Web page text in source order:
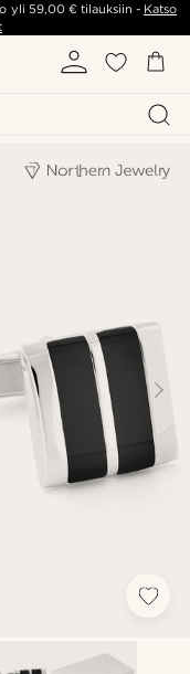
yli 59,00 €tilauksiin - Katso